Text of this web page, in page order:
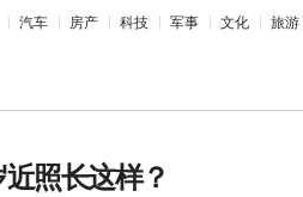
汽车 房产 科技 军事 文化 旅游
照长这样？